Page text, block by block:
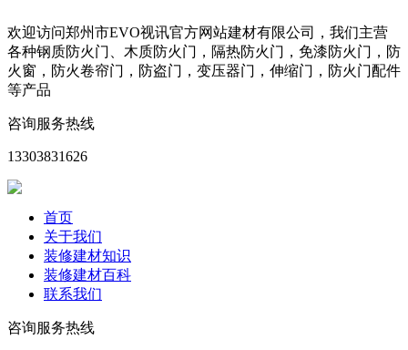
欢迎访问郑州市EVO视讯官方网站建材有限公司，我们主营
各种钢质防火门、木质防火门，隔热防火门，免漆防火门，防
火窗，防火卷帘门，防盗门，变压器门，伸缩门，防火门配件
等产品
咨询服务热线
13303831626
首页
关于我们
装修建材知识
装修建材百科
联系我们
咨询服务热线